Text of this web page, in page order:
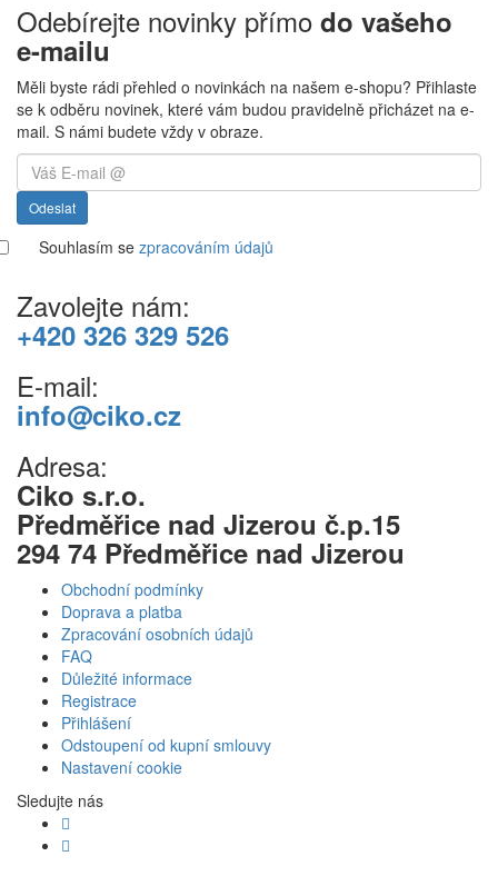
Odebírejte novinky přímo do vašeho
e-mailu
Měli byste rádi přehled o novinkách na našem e-shopu? Přihlaste
se k odběru novinek, které vám budou pravidelně přicházet na e-
mail. S námi budete vždy v obraze.
Odeslat
Souhlasím se zpracováním údajů
Zavolejte nám:
+420 326 329 526
E-mail:
info@ciko.cz
Adresa:
Ciko s.r.o.
Předměřice nad Jizerou č.p.15
294 74 Předměřice nad Jizerou
Obchodní podmínky
Doprava a platba
Zpracování osobních údajů
FAQ
Důležité informace
Registrace
Přihlášení
Odstoupení od kupní smlouvy
Nastavení cookie
Sledujte nás